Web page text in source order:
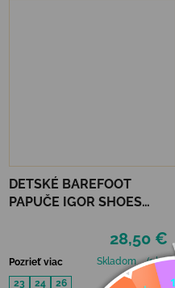
DETSKÉ BAREFOOT
PAPUČE IGOR SHOES
28,50 €
Pozrieť viac Skladom
(1 ks)
23
24 26